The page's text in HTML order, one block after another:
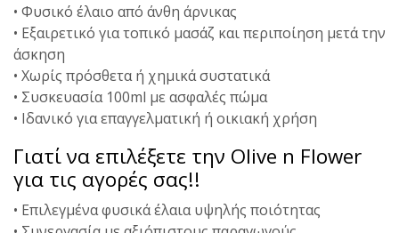
• Φυσικό έλαιο από άνθη άρνικας
• Εξαιρετικό για τοπικό μασάζ και περιποίηση μετά την
άσκηση
• Χωρίς πρόσθετα ή χημικά συστατικά
• Συσκευασία 100ml με ασφαλές πώμα
• Ιδανικό για επαγγελματική ή οικιακή χρήση
Γιατί να επιλέξετε την Olive n Flower
για τις αγορές σας!!
• Επιλεγμένα φυσικά έλαια υψηλής ποιότητας